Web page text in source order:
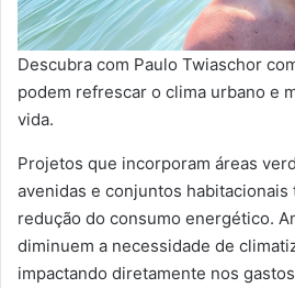
Descubra com Paulo Twiaschor
podem refrescar o clima urbano e
vida.
Projetos que incorporam áreas
avenidas e conjuntos habitacionais
redução do consumo energético.
diminuem a necessidade de
impactando diretamente nos